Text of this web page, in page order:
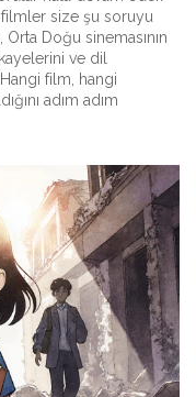
filmler size şu soruyu
Doğu sinemasının
ve dil
film, hangi
adım adım